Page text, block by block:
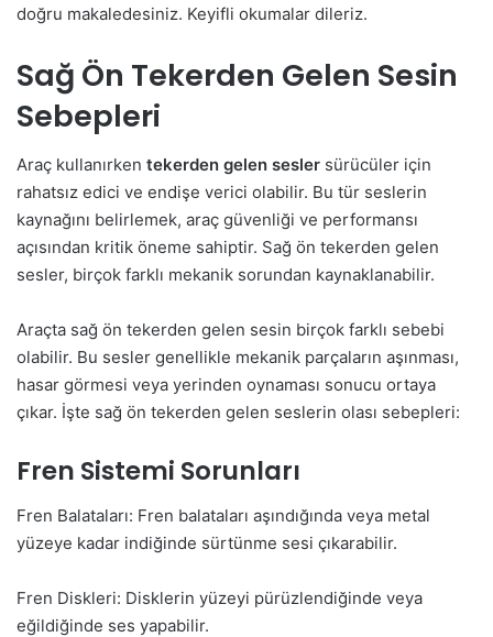
doğru makaledesiniz. Keyifli okumalar dileriz.
Sağ Ön Tekerden Gelen Sesin
Sebepleri
Araç kullanırken tekerden gelen sesler sürücüler için
rahatsız edici ve endişe verici olabilir. Bu tür seslerin
kaynağını belirlemek, araç güvenliği ve performansı
açısından kritik öneme sahiptir. Sağ ön tekerden gelen
sesler, birçok farklı mekanik sorundan kaynaklanabilir.
Araçta sağ ön tekerden gelen sesin birçok farklı sebebi
olabilir. Bu sesler genellikle mekanik parçaların aşınması,
hasar görmesi veya yerinden oynaması sonucu ortaya
çıkar. İşte sağ ön tekerden gelen seslerin olası sebepleri:
Fren Sistemi Sorunları
Fren Balataları: Fren balataları aşındığında veya metal
yüzeye kadar indiğinde sürtünme sesi çıkarabilir.
Fren Diskleri: Disklerin yüzeyi pürüzlendiğinde veya
eğildiğinde ses yapabilir.